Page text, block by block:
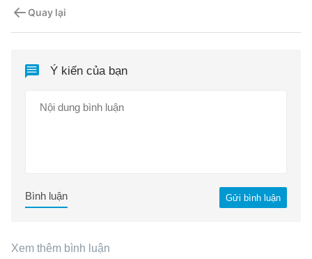
Quay lại
Ý kiến của bạn
Gửi bình luận
Bình luận
Xem thêm bình luận